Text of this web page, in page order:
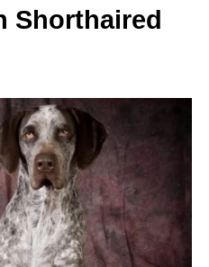
Shorthaired